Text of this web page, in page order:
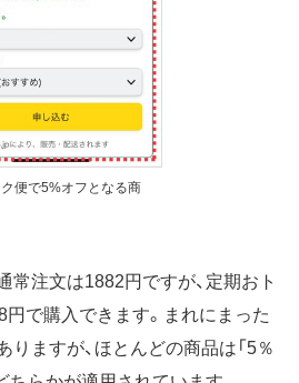
便で5%オフとなる商
常注文は1882円ですが、定期おト
で購入できます。まれにまった
りますが、ほとんどの商品は「5％